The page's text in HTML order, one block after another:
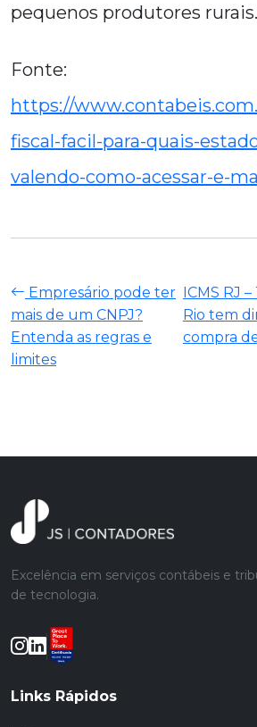
pequenos produtores rurais.
Fonte:
https://
fiscal-facil-para-quais-
valendo-como-acessar-e-
Empresário pode ter
mais de um CNPJ?
Entenda as regras e
limites
ICMS RJ
Rio tem
compra
Excelência em serviços contábeis e
de tecnologia.
Links Rápidos